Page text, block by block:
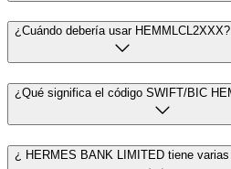
¿Cuándo debería usar HEMMLCL2XXX?
¿Qué significa el código SWIFT/BIC
¿ HERMES BANK LIMITED tiene